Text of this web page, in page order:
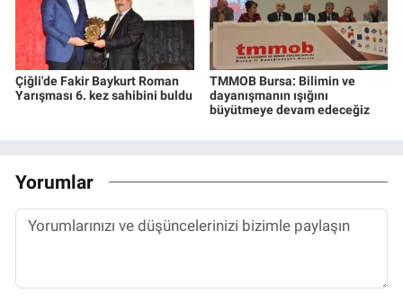
Çiğli'de Fakir Baykurt Roman
Yarışması 6. kez sahibini buldu
TMMOB Bursa: Bilimin ve
dayanışmanın ışığını
büyütmeye devam edeceğiz
Yorumlar